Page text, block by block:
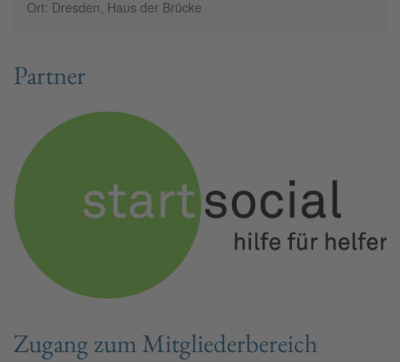
Ort: Dresden, Haus der Brücke
Partner
Zugang zum Mitgliederbereich